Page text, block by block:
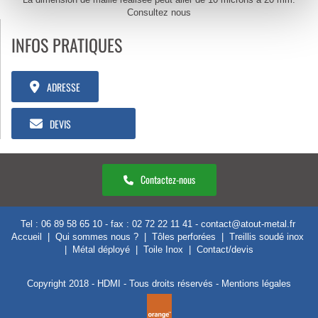
Consultez nous
INFOS PRATIQUES
ADRESSE
DEVIS
Contactez-nous
Tel : 06 89 58 65 10- fax : 02 72 22 11 41 - contact@atout-metal.fr
Accueil
Qui sommes nous ? Tôles perforées
Treillis soudé inox
Métal déployé Toile Inox Contact/devis
Copyright 2018 - HDMI - Tous droits réservés - Mentions légales